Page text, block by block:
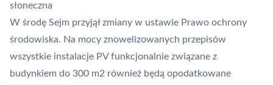
słoneczna
W środę Sejm przyjął zmiany w ustawie Prawo ochrony
środowiska. Na mocy znowelizowanych przepisów
wszystkie instalacje PV funkcjonalnie związane z
budynkiem do 300 m2 również będą opodatkowane